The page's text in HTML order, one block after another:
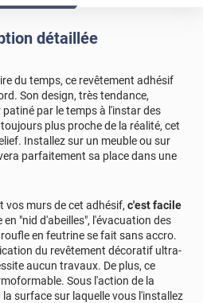
bonne qualite
que j'ai choisi dommage qu'il
étrange et provoque
le produit est top.
à installer. Le prix reste
les meubles de ma cuisine
détaillée
du temps, ce revêtement adhésif
Son design, très tendance,
par le temps à l'instar des
plus proche de la réalité, cet
Installez sur un meuble ou sur
parfaitement sa place dans une
vos murs de cet adhésif, c'est facile
"nid d'abeilles", l'évacuation des
en feutrine se fait sans accro.
du revêtement décoratif ultra-
aucun travaux. De plus, ce
Sous l'action de la
surface sur laquelle vous l'installez